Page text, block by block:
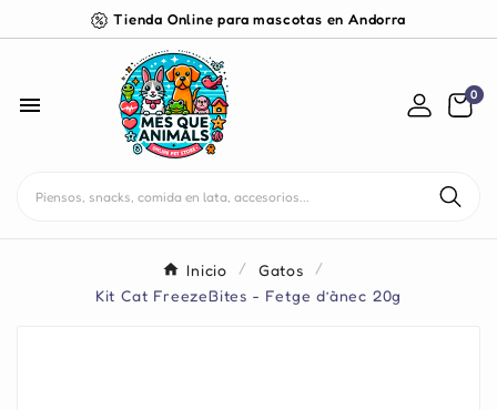
Tienda Online para mascotas en Andorra
 0
Inicio
Gatos
Kit Cat FreezeBites - Fetge d’ànec 20g